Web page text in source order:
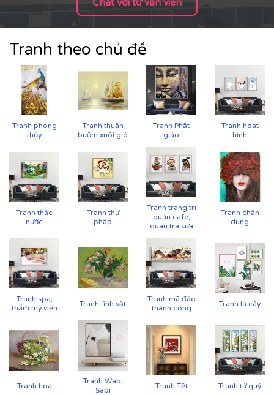
CHẤT LIỆU & CHẤT LƯỢNG TRANH PRINTEK
TạiPrintek
, mỗi bức tranh Indochine được sản xuất với
tiêu chuẩn cao:
✨Chất liệu vải in cao cấp
Vải canvas dày dặn, bề mặt sần nhẹ, giữ màu tốt,
không lo bạc phai màu.
Tăng độ bám mực, cho hình ảnh sắc nét, sống
động.
Chat với tư vấn viên
Tranh theo chủ đề
Tranh phong
thủy
Tranh thuận
buồm xuôi gió
Tranh Phật
giáo
Tranh hoạt
hình
Tranh thác
nước
Tranh thư
pháp
Tranh trang trí
quán cafe,
quán trà sữa
Tranh chân
dung
Tranh spa,
thẩm mỹ viện
Tranh tĩnh vật
Tranh mã đáo
thành công
Tranh lá cây
Tranh hoa
Tranh Wabi
Sabi
Tranh Tết Tranh tứ quý